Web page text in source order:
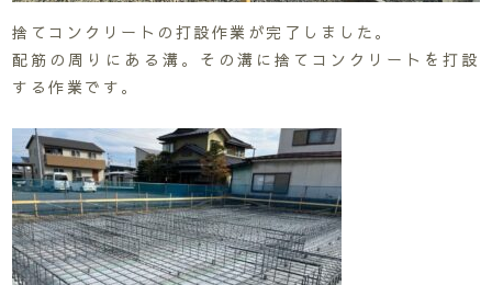
捨てコンクリートの打設作業が完了しました。
配筋の周りにある溝。その溝に捨てコンクリートを打設
する作業です。